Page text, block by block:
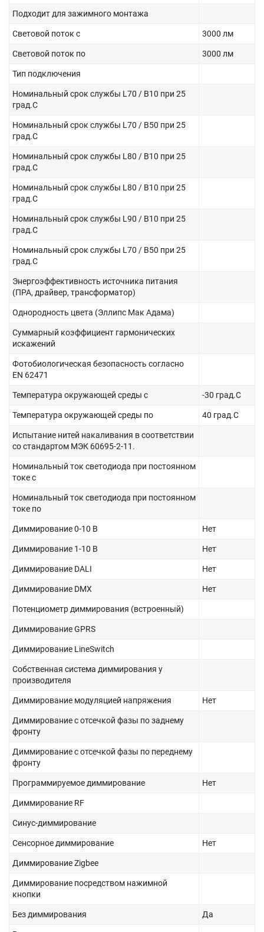
Подходит для зажимного монтажа
Световой поток с 3000 лм
Световой поток по 3000 лм
Тип подключения
Номинальный срок службы L70 / B10 при 25
град.C
Номинальный срок службы L70 / B50 при 25
град.C
Номинальный срок службы L80 / B10 при 25
град.C
Номинальный срок службы L80 / B10 при 25
град.C
Номинальный срок службы L90 / B10 при 25
град.C
Номинальный срок службы L70 / B50 при 25
град.C
Энергоэффективность источника питания
(ПРА, драйвер, трансформатор)
Однородность цвета (Эллипс Мак Адама)
Суммарный коэффициент гармонических
искажений
Фотобиологическая безопасность согласно
EN 62471
Температура окружающей среды с -30 град.C
Температура окружающей среды по 40 град.C
Испытание нитей накаливания в соответствии
со стандартом МЭК 60695-2-11.
Номинальный ток светодиода при постоянном
токе с
Номинальный ток светодиода при постоянном
токе по
Диммирование 0-10 В Нет
Диммирование 1-10 В Нет
Диммирование DALI Нет
Диммирование DMX Нет
Потенциометр диммирования (встроенный)
Диммирование GPRS
Диммирование LineSwitch
Собственная система диммирования у
производителя
Диммирование модуляцией напряжения Нет
Диммирование с отсечкой фазы по заднему
фронту
Диммирование с отсечкой фазы по переднему
фронту
Программируемое диммирование Нет
Диммирование RF
Синус-диммирование
Сенсорное диммирование Нет
Диммирование Zigbee
Диммирование посредством нажимной
кнопки
Без диммирования Да